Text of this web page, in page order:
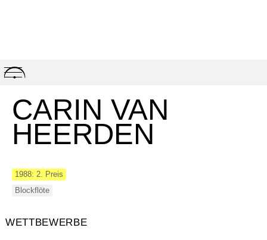
Skip
to
CARIN VAN
HEERDEN
1988: 2. Preis
Blockflöte
WETTBEWERBE